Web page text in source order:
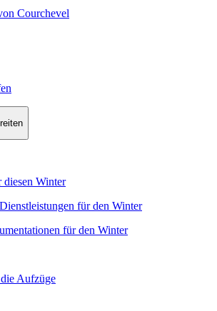
Courchevel
Winter
für den Winter
für den Winter
Aufzüge